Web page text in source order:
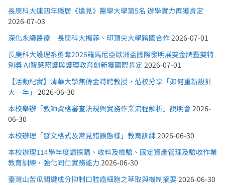
長庚科大連四年穩居《遠見》醫學大學第5名 辦學實力再獲肯定
2026-07-03
深化永續醫療 長庚科大攜菲、印頂尖大學跨國合作2026-07-01
長庚科大護理系勇奪2026羅馬尼亞歐洲盃國際發明展雙金牌暨雙特
別獎 AI智慧照護與護理教育創新獲國際肯定 2026-07-01
【活動紀實】清華大學焦傳金特聘教授，蒞校分享「如何重新設計
大一年」 2026-06-30
本校舉辦「教師資格審查法規與實務作業流程解析」說明會2026-
06-30
本校辦理「發文格式及常見錯誤態樣」教育訓練2026-06-30
本校辦理114學年度請採購、收料及檢驗、固定資產管理及驗收作業
教育訓練，強化同仁實務能力 2026-06-30
臺灣山苦瓜關鍵成分抑制口腔癌細胞之萃取與機制摘要2026-06-30